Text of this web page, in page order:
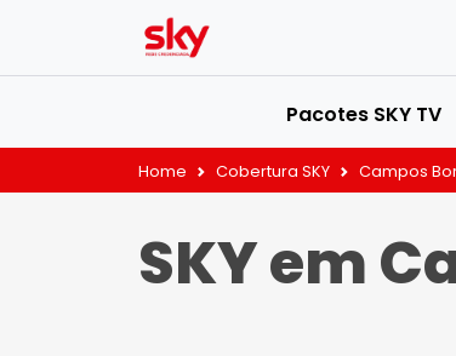
Pacotes SKY TV
Home Cobertura SKY Campos
SKY em